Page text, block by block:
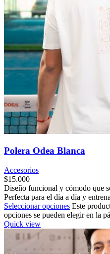
Polera Odea Blanca
Accesorios
$15.000
Diseño funcional y cómodo que
Perfecta para el día a día y
Seleccionar opciones Este
opciones se pueden elegir en la
Quick view